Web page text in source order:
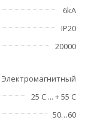
6kA
IP20
20000
Электромагнитный
25 С ... + 55 С
50…60